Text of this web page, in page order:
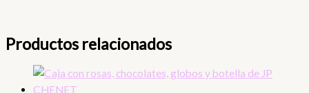
Productos relacionados